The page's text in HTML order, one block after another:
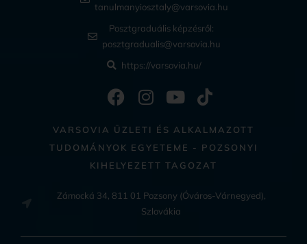
tanulmanyiosztaly@varsovia.hu
Posztgraduális képzésről:
posztgradualis@varsovia.hu
https://varsovia.hu/
VARSOVIA ÜZLETI ÉS ALKALMAZOTT
TUDOMÁNYOK EGYETEME - POZSONYI
KIHELYEZETT TAGOZAT
Zámocká 34, 811 01 Pozsony (Óváros-Várnegyed),
Szlovákia